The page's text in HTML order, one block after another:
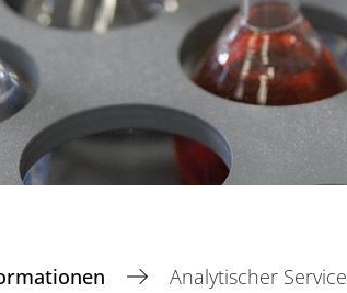
Analytischer Service